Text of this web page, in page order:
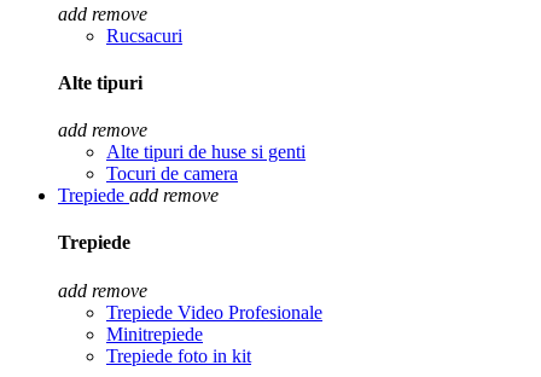
add remove
Rucsacuri
Alte tipuri
add remove
Alte tipuri de huse si genti
Tocuri de camera
Trepiede add remove
Trepiede
add remove
Trepiede Video Profesionale
Minitrepiede
Trepiede foto in kit